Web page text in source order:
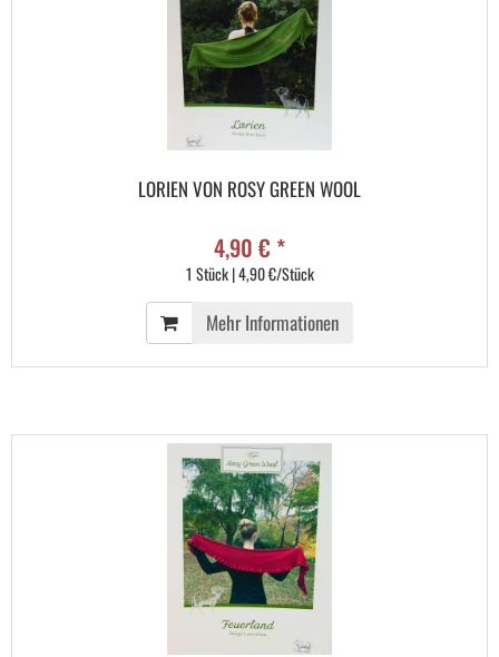
LORIEN VON ROSY GREEN WOOL
4,90 € *
1 Stück | 4,90 €/Stück
Mehr Informationen